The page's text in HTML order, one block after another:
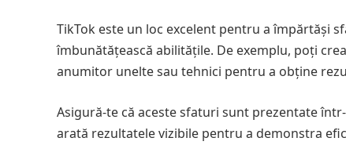
TikTok este un loc excelent pentru a împărtăși
îmbunătățească abilitățile. De exemplu, poți
anumitor unelte sau tehnici pentru a obține
Asigură-te că aceste sfaturi sunt prezentate
arată rezultatele vizibile pentru a demonstra